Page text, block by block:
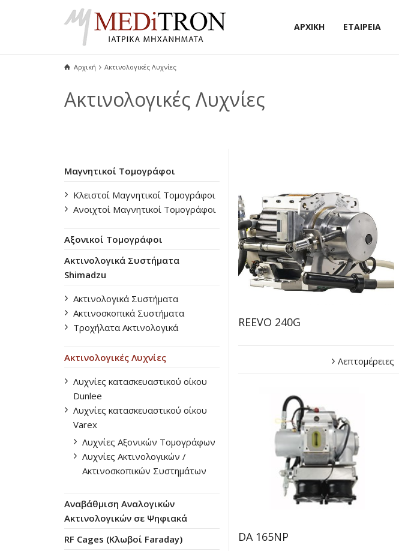
ΑΡΧΙΚΗ ΕΤΑΙΡΕΙΑ
Αρχική Ακτινολογικές Λυχνίες
Ακτινολογικές Λυχνίες
REEVO 240G
Λεπτομέρειες
DA 165NP
Μαγνητικοί Τομογράφοι
Κλειστοί Μαγνητικοί Τομογράφοι
Ανοιχτοί Μαγνητικοί Τομογράφοι
Αξονικοί Τομογράφοι
Ακτινολογικά Συστήματα
Shimadzu
Ακτινολογικά Συστήματα
Ακτινοσκοπικά Συστήματα
Τροχήλατα Ακτινολογικά
Ακτινολογικές Λυχνίες
Λυχνίες κατασκευαστικού οίκου
Dunlee
Λυχνίες κατασκευαστικού οίκου
Varex
Λυχνίες Αξονικών Τομογράφων
Λυχνίες Ακτινολογικών /
Ακτινοσκοπικών Συστημάτων
Αναβάθμιση Αναλογικών
Ακτινολογικών σε Ψηφιακά
RF Cages (Κλωβοί Faraday)